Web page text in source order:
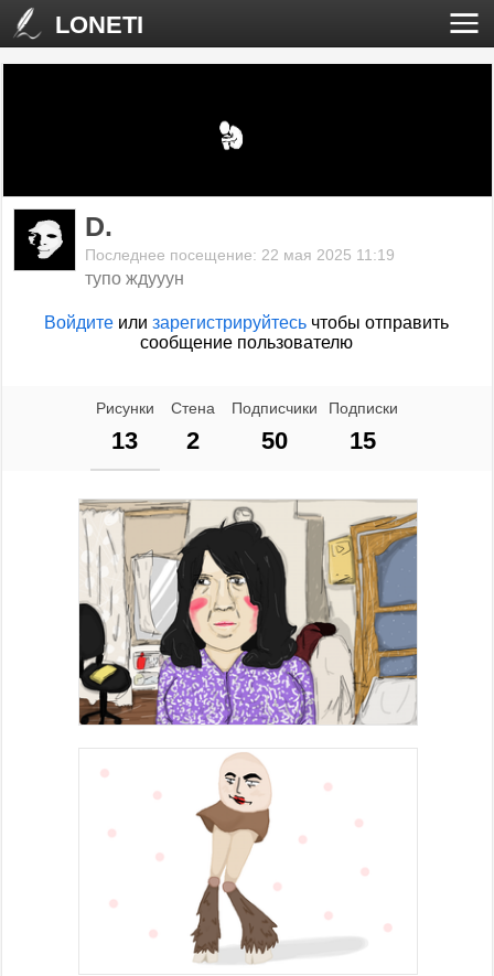
LONETI
D.
Последнее посещение: 22 мая 2025 11:19
тупо ждууун
Войдите илизарегистрируйтесь чтобы отправить
сообщение пользователю
Рисунки
13
Стена
2
Подписчики
50
Подписки
15